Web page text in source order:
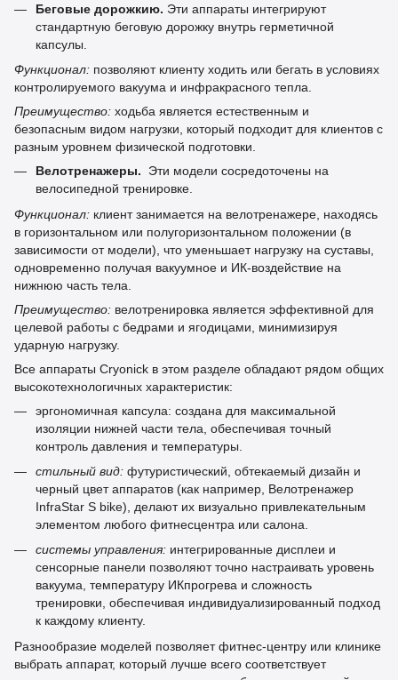
Беговые дорожкию. Эти аппараты интегрируют
стандартную беговую дорожку внутрь герметичной
капсулы.
Функционал: позволяют клиенту ходить или бегать в условиях
контролируемого вакуума и инфракрасного тепла.
Преимущество: ходьба является естественным и
безопасным видом нагрузки, который подходит для клиентов с
разным уровнем физической подготовки.
Велотренажеры. Эти модели сосредоточены на
велосипедной тренировке.
Функционал: клиент занимается на велотренажере, находясь
в горизонтальном или полугоризонтальном положении (в
зависимости от модели), что уменьшает нагрузку на суставы,
одновременно получая вакуумное и ИК-воздействие на
нижнюю часть тела.
Преимущество: велотренировка является эффективной для
целевой работы с бедрами и ягодицами, минимизируя
ударную нагрузку.
Все аппараты Cryonick в этом разделе обладают рядом общих
высокотехнологичных характеристик:
эргономичная капсула: создана для максимальной
изоляции нижней части тела, обеспечивая точный
контроль давления и температуры.
стильный вид: футуристический, обтекаемый дизайн и
черный цвет аппаратов (как например, Велотренажер
InfraStar S bike), делают их визуально привлекательным
элементом любого фитнесцентра или салона.
системы управления: интегрированные дисплеи и
сенсорные панели позволяют точно настраивать уровень
вакуума, температуру ИКпрогрева и сложность
тренировки, обеспечивая индивидуализированный подход
к каждому клиенту.
Разнообразие моделей позволяет фитнес-центру или клинике
выбрать аппарат, который лучше всего соответствует